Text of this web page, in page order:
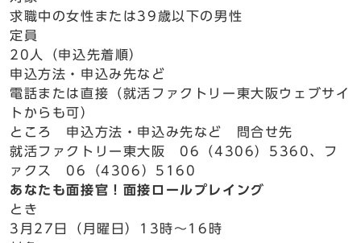
求職中の女性または39歳以下の男性
定員
20人（申込先着順）
申込方法・申込み先など
電話または直接（就活ファクトリー東大阪ウェブサイ
トからも可）
ところ 申込方法・申込み先など 問合せ先
就活ファクトリー東大阪 06（4306）5360、フ
ァクス 06（4306）5160
あなたも面接官！面接ロールプレイング
とき
3月27日（月曜日）13時～16時